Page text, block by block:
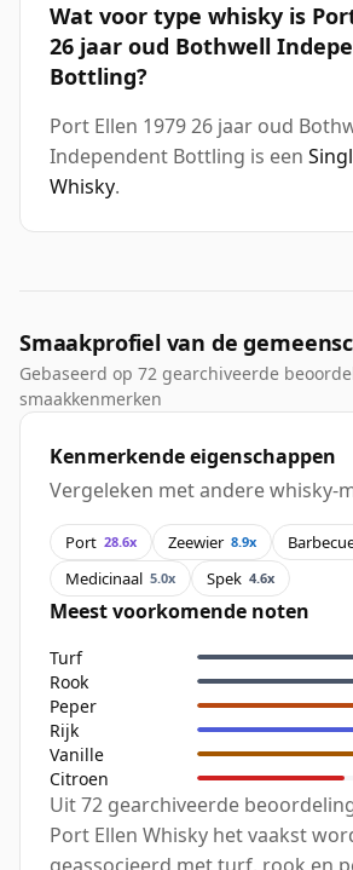
Wat voor type whisky is
26 jaar oud Bothwell
Bottling?
Port Ellen 1979 26 jaar oud
Independent Bottling is een
Whisky.
Smaakprofiel van de
Gebaseerd op 72 gearchiveerde
smaakkenmerken
Kenmerkende eigenschappen
Vergeleken met andere whisky-
Port 28.6x Zeewier 8.9x
Medicinaal 5.0x Spek 4.6x
Meest voorkomende noten
Turf
Rook
Peper
Rijk
Vanille
Citroen
Uit 72 gearchiveerde
Port Ellen Whisky het vaakst